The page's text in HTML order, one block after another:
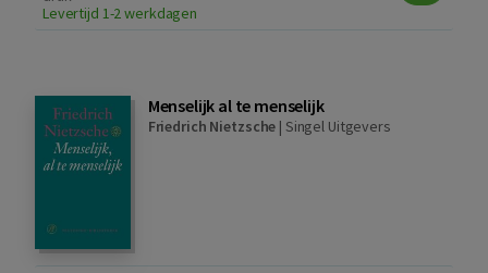
Levertijd 1-2 werkdagen
Menselijk al te menselijk
Friedrich Nietzsche | Singel Uitgevers